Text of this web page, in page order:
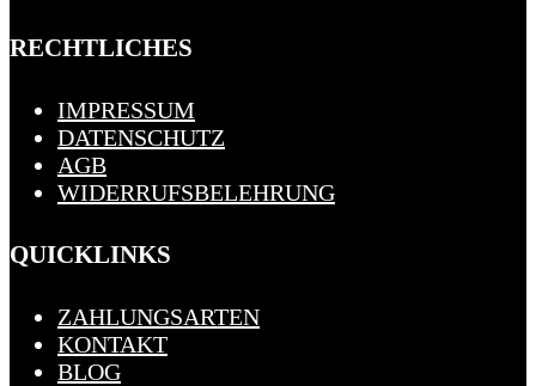
RECHTLICHES
IMPRESSUM
DATENSCHUTZ
AGB
WIDERRUFSBELEHRUNG
QUICKLINKS
ZAHLUNGSARTEN
KONTAKT
BLOG